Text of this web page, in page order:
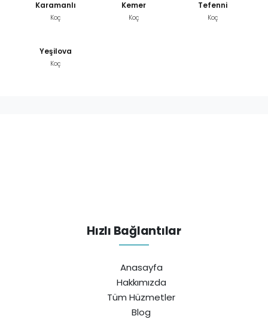
Karamanlı
Koç
Kemer
Koç
Tefenni
Koç
Yeşilova
Koç
Hızlı Bağlantılar
Anasayfa
Hakkımızda
Tüm Hüzmetler
Blog